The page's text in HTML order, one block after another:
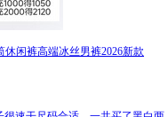
休闲裤高端冰丝男裤2026新款